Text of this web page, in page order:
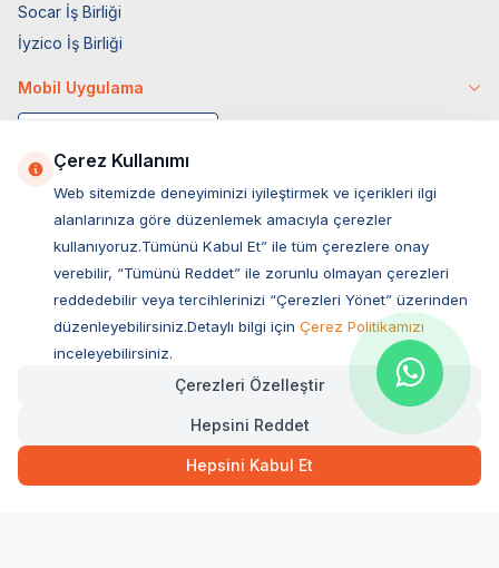
Socar İş Birliği
İyzico İş Birliği
Mobil Uygulama
Müşteri Hizmetleri
Sıkça Sorulan Sorular
Ovacık Mah. Hacıoğlu Sok. No:13 Başiskele / KOCAELİ
Müşteri Destek Hattı
Çerez Kullanımı
Web sitemizde deneyiminizi iyileştirmek ve içerikleri ilgi
alanlarınıza göre düzenlemek amacıyla çerezler
kullanıyoruz.Tümünü Kabul Et” ile tüm çerezlere onay
verebilir, “Tümünü Reddet” ile zorunlu olmayan çerezleri
reddedebilir veya tercihlerinizi “Çerezleri Yönet” üzerinden
düzenleyebilirsiniz.Detaylı bilgi için Çerez Politikamızı
inceleyebilirsiniz.
Çerezleri Özelleştir
Hepsini Reddet
Hepsini Kabul Et